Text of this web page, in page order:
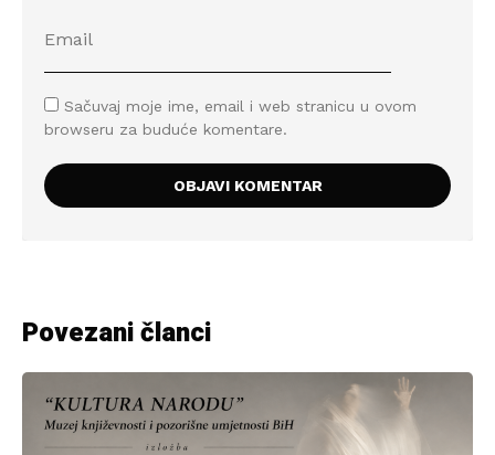
Sačuvaj moje ime, email i web stranicu u ovom
browseru za buduće komentare.
Povezani članci